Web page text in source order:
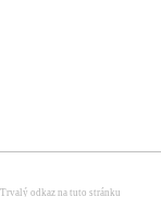
Trvalý odkaz na tuto stránku